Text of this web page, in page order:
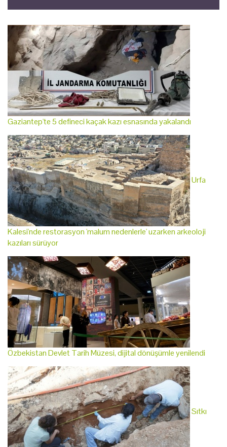
Gaziantep'te 5 defineci kaçak kazı esnasında yakalandı
Urfa
Kalesi'nde restorasyon 'malum nedenlerle' uzarken arkeoloji
kazıları sürüyor
Özbekistan Devlet Tarih Müzesi, dijital dönüşümle yenilendi
Sıtkı